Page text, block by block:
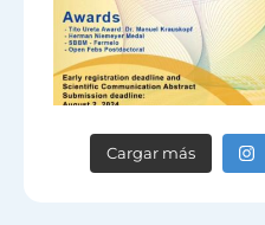
Cargar más